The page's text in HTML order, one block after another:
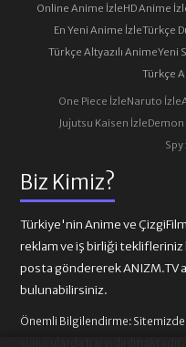
Biz Kimiz?
Türkiye'nin Anime ve
reklam ve iş birliği
posta göndererek ANIZM.TV
bulunabilirsiniz.
Önemli Bilgilendirme:
Online Anime İzleHD Anime
En Yeni Anime İzleTürkçe
Türkçe Altyazılı AnimeYeni
Türkçe
One Piece İzleNaruto İzle
Jujutsu Kaisen İzleDemon
Spy